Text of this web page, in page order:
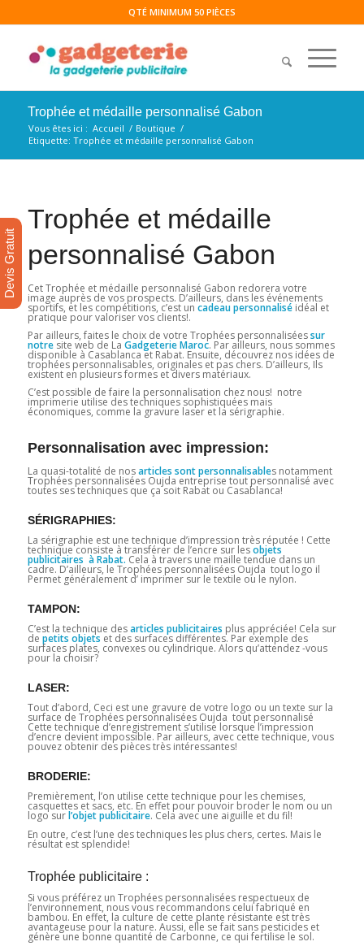
QTÉ MINIMUM 50 PIÈCES
Trophée et médaille personnalisé Gabon
Vous êtes ici : Accueil / Boutique /
Etiquette: Trophée et médaille personnalisé Gabon
Trophée et médaille
personnalisé Gabon
Cet Trophée et médaille personnalisé Gabon redorera votre
image auprès de vos prospects. D’ailleurs, dans les événements
sportifs, et les compétitions, c’est un cadeau personnaliséidéal et
pratique pour valoriser vos clients!.
Par ailleurs, faites le choix de votre Trophées personnaliséessur
notresite web de La Gadgeterie Maroc. Par ailleurs, nous sommes
disponible à Casablanca et Rabat. Ensuite, découvrez nos idées de
trophées personnalisables, originales et pas chers. D’ailleurs, Ils
existent en plusieurs formes et divers matériaux.
C’est possible de faire la personnalisation chez nous! notre
imprimerie utilise des techniques sophistiquées mais
économiques, comme la gravure laser et la sérigraphie.
Personnalisation avec impression:
La quasi-totalité de nosarticles sont personnalisables notamment
Trophées personnalisées Oujda entreprise tout personnalisé avec
toutes ses techniques que ça soit Rabat ou Casablanca!
SÉRIGRAPHIES:
La sérigraphie est une technique d’impression très réputée ! Cette
technique consiste à transférer de l’encre sur lesobjets
publicitaires à Rabat. Cela à travers une maille tendue dans un
cadre. D’ailleurs, le Trophées personnalisées Oujda tout logo il
Permet généralement d’ imprimer sur le textile ou le nylon.
TAMPON:
C’est la technique desarticles publicitaires plus appréciée! Cela sur
de petits objets et des surfaces différentes. Par exemple des
surfaces plates, convexes ou cylindrique. Alors qu’attendez -vous
pour la choisir?
LASER:
Tout d’abord, Ceci est une gravure de votre logo ou un texte sur la
surface de Trophées personnalisées Oujda tout personnalisé
Cette technique d’enregistrement s’utilise lorsque l’impression
d’encre devient impossible. Par ailleurs, avec cette technique, vous
pouvez obtenir des pièces très intéressantes!
BRODERIE:
Premièrement, l’on utilise cette technique pour les chemises,
casquettes et sacs, etc. En effet pour pouvoir broder le nom ou un
logo surl’objet publicitaire. Cela avec une aiguille et du fil!
En outre, c’est l’une des techniques les plus chers, certes. Mais le
résultat est splendide!
Trophée publicitaire :
Si vous préférez un Trophées personnalisées respectueux de
l’environnement, nous vous recommandons celui fabriqué en
bambou. En effet, la culture de cette plante résistante est très
avantageuse pour la nature. Aussi, elle se fait sans pesticides et
génère une bonne quantité de Carbonne, ce qui fertilise le sol.
Devis Gratuit